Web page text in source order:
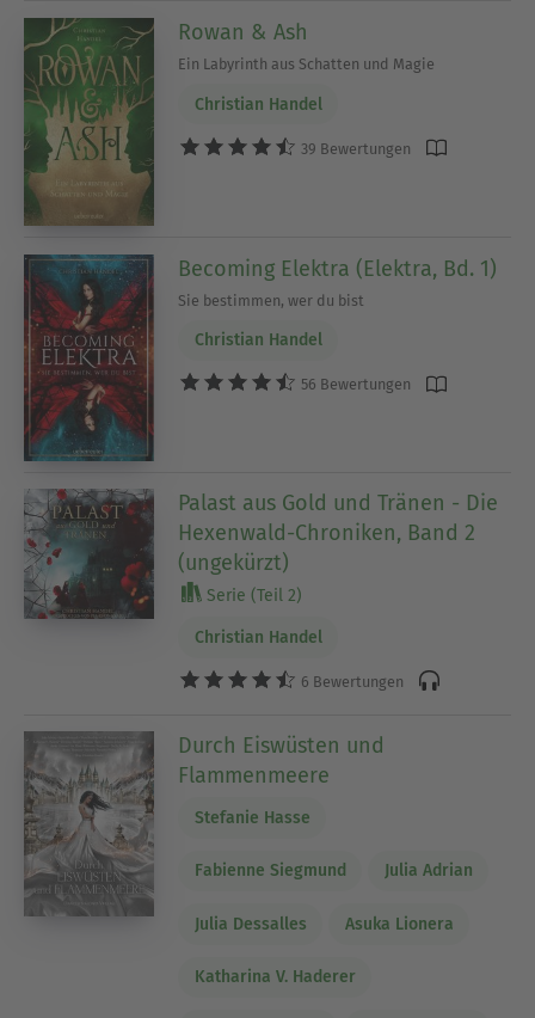
Rowan & Ash
Ein Labyrinth aus Schatten und Magie
Christian Handel
39 Bewertungen
Becoming Elektra (Elektra, Bd. 1)
Sie bestimmen, wer du bist
Christian Handel
56 Bewertungen
Palast aus Gold und Tränen - Die
Hexenwald-Chroniken, Band 2
(ungekürzt)
Serie (Teil 2)
Christian Handel
6 Bewertungen
Durch Eiswüsten und
Flammenmeere
Stefanie Hasse
Fabienne Siegmund Julia Adrian
Julia Dessalles Asuka Lionera
Katharina V. Haderer